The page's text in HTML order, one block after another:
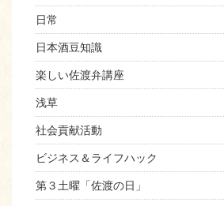
日常
日本酒豆知識
楽しい佐渡弁講座
浅草
社会貢献活動
ビジネス＆ライフハック
第３土曜「佐渡の日」